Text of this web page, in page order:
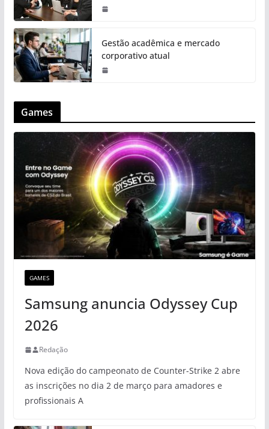
Gestão acadêmica e mercado
corporativo atual
Games
GAMES
Samsung anuncia Odyssey Cup
2026
Redação
Nova edição do campeonato de Counter-Strike 2 abre
as inscrições no dia 2 de março para amadores e
profissionais A